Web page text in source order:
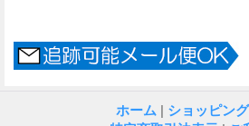
ホーム | ショッピン